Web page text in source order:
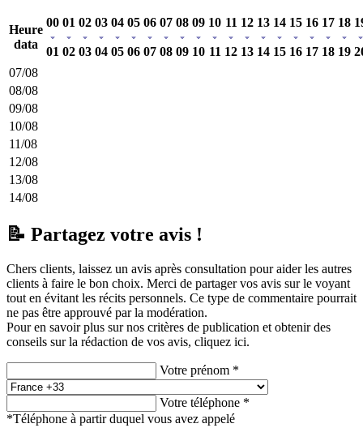
Heure
data
00
01
01
02
02
03
03
04
04
05
05
06
06
07
07
08
08
09
09
10
10
11
11
12
12
13
13
14
14
15
15
16
16
17
17
18
18
19
07/08
08/08
09/08
10/08
11/08
12/08
13/08
14/08
📝 Partagez votre avis !
Chers clients, laissez un avis après consultation pour aider les autres
clients à faire le bon choix. Merci de partager vos avis sur le voyant
tout en évitant les récits personnels. Ce type de commentaire pourrait
ne pas être approuvé par la modération.
Pour en savoir plus sur nos critères de publication et obtenir des
conseils sur la rédaction de vos avis, cliquez ici.
Votre prénom *
Votre téléphone *
*Téléphone à partir duquel vous avez appelé